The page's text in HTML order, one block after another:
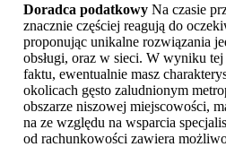
Doradca podatkowy Na czasie
znacznie częściej reagują do
proponując unikalne rozwiązania
obsługi, oraz w sieci. W wyniku
faktu, ewentualnie masz
okolicach gęsto zaludnionym
obszarze niszowej miejscowości,
na ze względu na wsparcia
od rachunkowości zawiera